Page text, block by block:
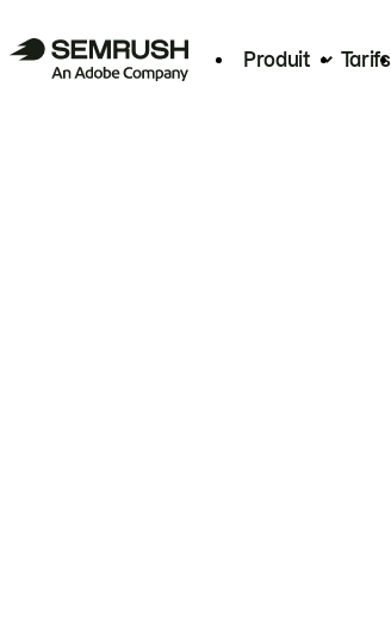
Produit Tarifs